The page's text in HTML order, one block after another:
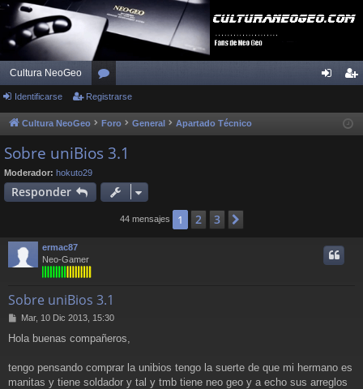
Cultura NeoGeo
or
os ist
Identificarse Registrarse
Cultura NeoGeo Foro General Apartado Técnico
Sobre uniBios 3.1
Moderador: hokuto29
Responder
44 mensajes 1 2 3
ermac87
Neo-Gamer
Sobre uniBios 3.1
M
n
a
Mar, 10 Dic 2013, 15:30
Hola buenas compañeros,
tengo pensando comprar la unibios tengo la suerte de que mi hermano es
manitas y tiene soldador y tal y tmb tiene neo geo y a echo sus arreglos